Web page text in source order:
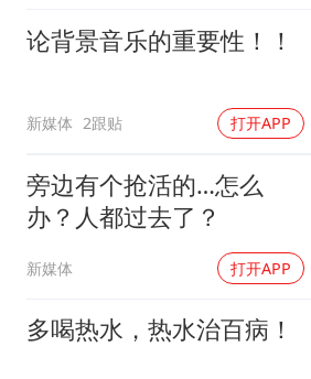
论背景音乐的重要性！！
新媒体 2跟贴 打开APP
旁边有个抢活的…怎么
办？人都过去了？
新媒体 打开APP
多喝热水，热水治百病！